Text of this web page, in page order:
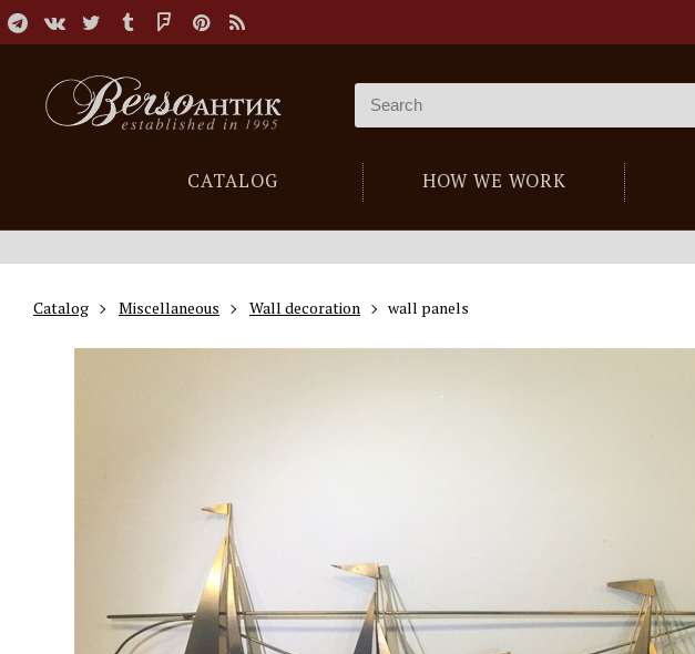
CATALOG HOW WE WORK
Catalog Miscellaneous Wall decoration wall panels